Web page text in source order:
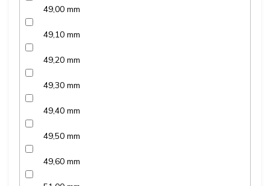
49,00 mm
49,10 mm
49,20 mm
49,30 mm
49,40 mm
49,50 mm
49,60 mm